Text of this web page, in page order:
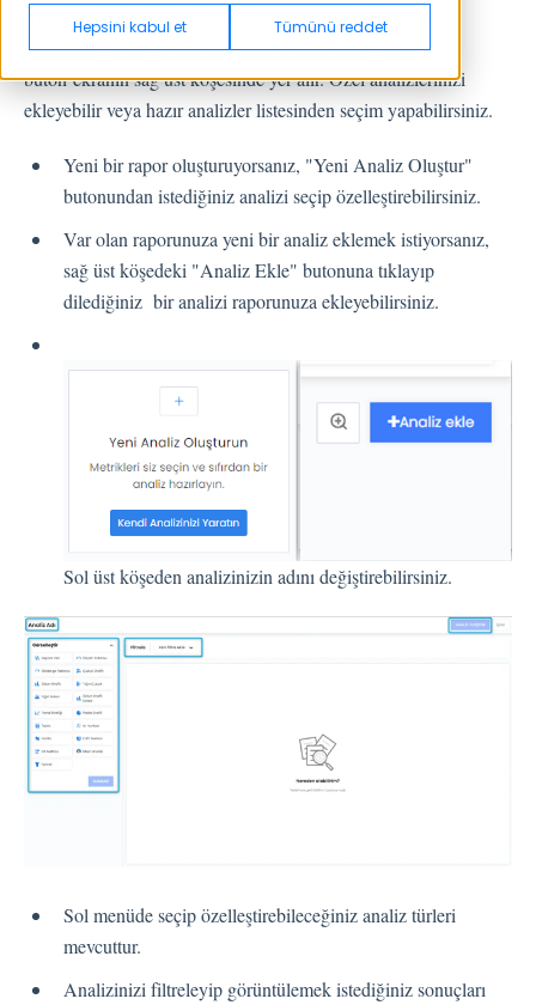
Hepsini kabul et Tümünü reddet
Raporlama 2024
Geri Bildirimler
Geri Bildirim
Geri Bildirimlerle İlgili Sorular
Dışarı Aktar
Soru Türleri
Akış Sayfaları
Akış Ayarları
Kanallar
Web Widget Kanalı
E-Posta Kanalı
Push Notifikasyon Kanalı
'Tüm Raporları Listele'ye tıklayıp düzenlemek veya yeni
analizler eklemek istediğiniz raporu seçebilirsiniz. Bu
buton ekranın sağ üst köşesinde yer alır. Özel analizlerinizi
ekleyebilir veya hazır analizler listesinden seçim yapabilirsiniz.
Yeni bir rapor oluşturuyorsanız, "Yeni Analiz Oluştur"
butonundan istediğiniz analizi seçip özelleştirebilirsiniz.
Var olan raporunuza yeni bir analiz eklemek istiyorsanız,
sağ üst köşedeki "Analiz Ekle" butonuna tıklayıp
dilediğiniz bir analizi raporunuza ekleyebilirsiniz.
Sol üst köşeden analizinizin adını değiştirebilirsiniz.
Sol menüde seçip özelleştirebileceğiniz analiz türleri
mevcuttur.
Analizinizi filtreleyip görüntülemek istediğiniz sonuçları